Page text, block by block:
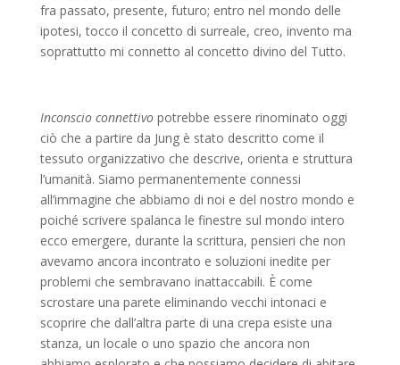
fra passato, presente, futuro; entro nel mondo delle
ipotesi, tocco il concetto di surreale, creo, invento ma
soprattutto mi connetto al concetto divino del Tutto.
Inconscio connettivopotrebbe essere rinominato oggi
ciò che a partire da Jung è stato descritto come il
tessuto organizzativo che descrive, orienta e struttura
l’umanità. Siamo permanentemente connessi
all’immagine che abbiamo di noi e del nostro mondo e
poiché scrivere spalanca le finestre sul mondo intero
ecco emergere, durante la scrittura, pensieri che non
avevamo ancora incontrato e soluzioni inedite per
problemi che sembravano inattaccabili. È come
scrostare una parete eliminando vecchi intonaci e
scoprire che dall’altra parte di una crepa esiste una
stanza, un locale o uno spazio che ancora non